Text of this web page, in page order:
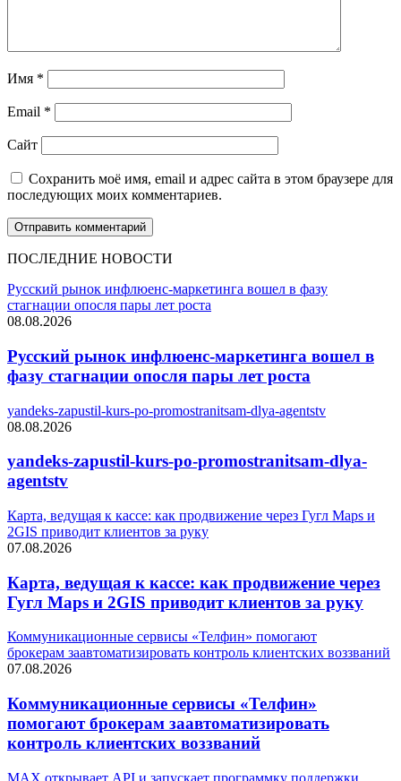
Имя *
Email *
Сайт
Сохранить моё имя, email и адрес сайта в этом браузере для
последующих моих комментариев.
ПОСЛЕДНИЕ НОВОСТИ
Русский рынок инфлюенс-маркетинга вошел в фазу
стагнации опосля пары лет роста
08.08.2026
Русский рынок инфлюенс-маркетинга вошел в
фазу стагнации опосля пары лет роста
yandeks-zapustil-kurs-po-promostranitsam-dlya-agentstv
08.08.2026
yandeks-zapustil-kurs-po-promostranitsam-dlya-
agentstv
Карта, ведущая к кассе: как продвижение через Гугл Maps и
2GIS приводит клиентов за руку
07.08.2026
Карта, ведущая к кассе: как продвижение через
Гугл Maps и 2GIS приводит клиентов за руку
Коммуникационные сервисы «Телфин» помогают
брокерам заавтоматизировать контроль клиентских воззваний
07.08.2026
Коммуникационные сервисы «Телфин»
помогают брокерам заавтоматизировать
контроль клиентских воззваний
MAX открывает API и запускает программку поддержки